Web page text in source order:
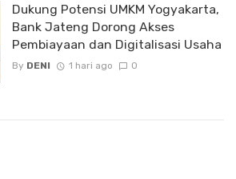
Dukung Potensi UMKM Yogyakarta,
Bank Jateng Dorong Akses
Pembiayaan dan Digitalisasi Usaha
By DENI 1 hari ago 0